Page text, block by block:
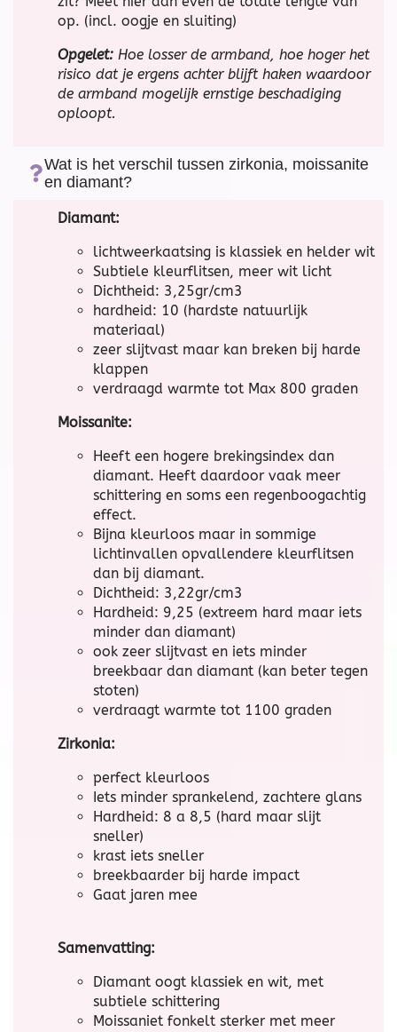
op. (incl. oogje en sluiting)
Opgelet: Hoe losser de armband, hoe hoger het
risico dat je ergens achter blijft haken waardoor
de armband mogelijk ernstige beschadiging
oploopt.
Wat is het verschil tussen zirkonia, moissanite
en diamant?
Diamant:
lichtweerkaatsing is klassiek en helder wit
Subtiele kleurflitsen, meer wit licht
Dichtheid: 3,25gr/cm3
hardheid: 10 (hardste natuurlijk
materiaal)
zeer slijtvast maar kan breken bij harde
klappen
verdraagd warmte tot Max 800 graden
Moissanite:
Heeft een hogere brekingsindex dan
diamant. Heeft daardoor vaak meer
schittering en soms een regenboogachtig
effect.
Bijna kleurloos maar in sommige
lichtinvallen opvallendere kleurflitsen
dan bij diamant.
Dichtheid: 3,22gr/cm3
Hardheid: 9,25 (extreem hard maar iets
minder dan diamant)
ook zeer slijtvast en iets minder
breekbaar dan diamant (kan beter tegen
stoten)
verdraagt warmte tot 1100 graden
Zirkonia:
perfect kleurloos
Iets minder sprankelend, zachtere glans
Hardheid: 8 a 8,5 (hard maar slijt
sneller)
krast iets sneller
breekbaarder bij harde impact
Gaat jaren mee
Samenvatting:
Diamant oogt klassiek en wit, met
subtiele schittering
Moissaniet fonkelt sterker met meer